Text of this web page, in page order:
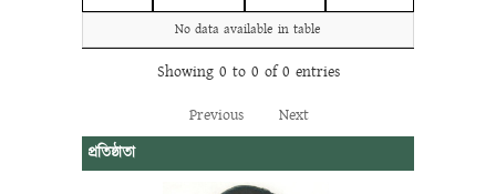
No data available in table
Showing 0 to 0 of 0 entries
Previous
Next
প্রতিষ্ঠাতা